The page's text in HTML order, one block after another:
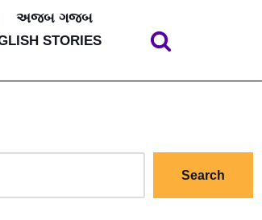
અજબ ગજબ
STORIES
Search